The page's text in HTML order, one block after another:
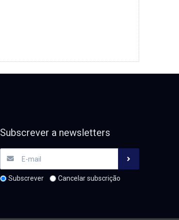
Subscrever a newsletters
Subscrever Cancelar subscrição